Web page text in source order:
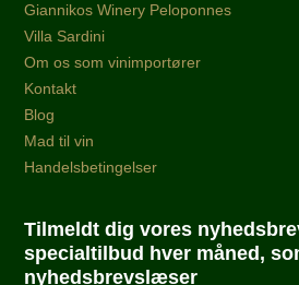
Giannikos Winery Peloponnes
Villa Sardini
Om os som vinimportører
Kontakt
Blog
Mad til vin
Handelsbetingelser
Tilmeldt dig vores
specialtilbud hver måned,
nyhedsbrevslæser